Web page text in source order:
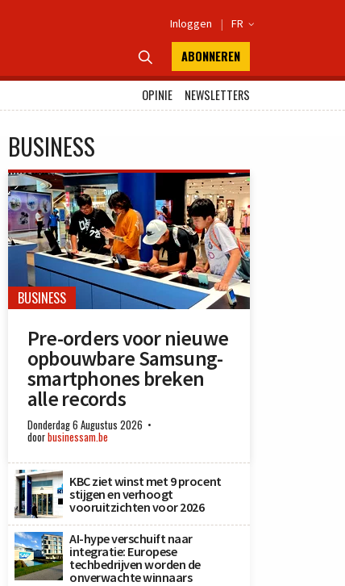
Inloggen | FR 
 ABONNEREN
OPINIE
NEWSLETTERS
BUSINESS
BUSINESS
Pre-orders voor nieuwe
opbouwbare Samsung-
smartphones breken
alle records
Donderdag 6 Augustus 2026
doorbusinessam.be
KBC ziet winst met 9 procent
stijgen en verhoogt
vooruitzichten voor 2026
AI-hype verschuift naar
integratie: Europese
techbedrijven worden de
onverwachte winnaars